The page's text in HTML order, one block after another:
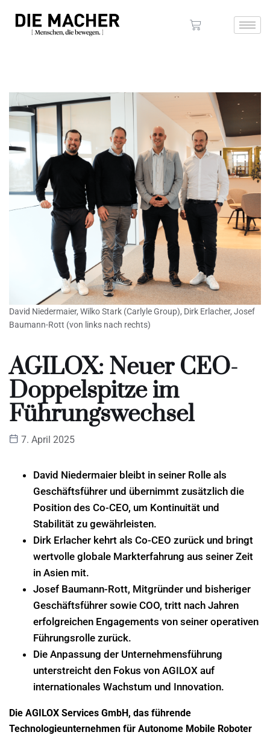
David Niedermaier, Wilko Stark (Carlyle Group), Dirk Erlacher, Josef
Baumann-Rott (von links nach rechts)
AGILOX: Neuer CEO-
Doppelspitze im
Führungswechsel
7. April 2025
David Niedermaier bleibt in seiner Rolle als
Geschäftsführer und übernimmt zusätzlich die
Position des Co-CEO, um Kontinuität und
Stabilität zu gewährleisten.
Dirk Erlacher kehrt als Co-CEO zurück und bringt
wertvolle globale Markterfahrung aus seiner Zeit
in Asien mit.
Josef Baumann-Rott, Mitgründer und bisheriger
Geschäftsführer sowie COO, tritt nach Jahren
erfolgreichen Engagements von seiner operativen
Führungsrolle zurück.
Die Anpassung der Unternehmensführung
unterstreicht den Fokus von AGILOX auf
internationales Wachstum und Innovation.
Die AGILOX Services GmbH, das führende
Technologieunternehmen für Autonome Mobile Roboter